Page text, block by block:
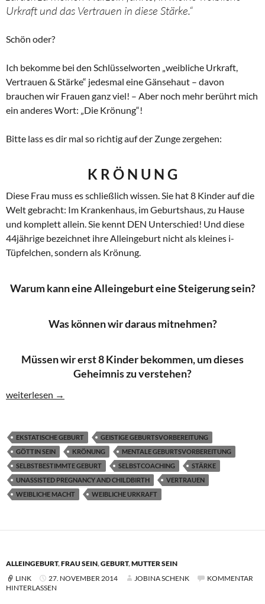
Urkraft und das Vertrauen in diese Stärke.“
Schön oder?
Ich bekomme bei den Schlüsselworten „weibliche Urkraft,
Vertrauen & Stärke“ jedesmal eine Gänsehaut – davon
brauchen wir Frauen ganz viel! – Aber noch mehr berührt mich
ein anderes Wort: „Die Krönung“!
Bitte lass es dir mal so richtig auf der Zunge zergehen:
K R Ö N U N G
Diese Frau muss es schließlich wissen. Sie hat 8 Kinder auf die
Welt gebracht: Im Krankenhaus, im Geburtshaus, zu Hause
und komplett allein. Sie kennt DEN Unterschied! Und diese
44jährige bezeichnet ihre Alleingeburt nicht als kleines i-
Tüpfelchen, sondern als Krönung.
Warum kann eine Alleingeburt eine Steigerung sein?
Was können wir daraus mitnehmen?
Müssen wir erst 8 Kinder bekommen, um dieses
Geheimnis zu verstehen?
Wenn Geburt eine Krönung ist
weiterlesen →
EKSTATISCHE GEBURT
GEISTIGE GEBURTSVORBEREITUNG
GÖTTIN SEIN
KRÖNUNG
MENTALE GEBURTSVORBEREITUNG
SELBSTBESTIMMTE GEBURT
SELBSTCOACHING
STÄRKE
UNASSISTED PREGNANCY AND CHILDBIRTH
VERTRAUEN
WEIBLICHE MACHT
WEIBLICHE URKRAFT
ALLEINGEBURT,FRAU SEIN,GEBURT,MUTTER SEIN
LINK
27. NOVEMBER 2014 JOBINA SCHENK
KOMMENTAR
HINTERLASSEN